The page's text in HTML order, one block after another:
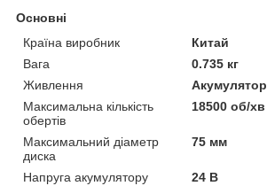
Основні
Країна виробник
Китай
Вага
0.735 кг
Живлення
Акумулятор
Максимальна кількість
обертів
18500 об/хв
Максимальний діаметр
диска
75 мм
Напруга акумулятору
24 В